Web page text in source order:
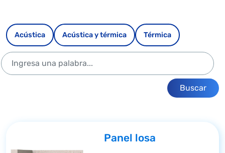
Acústica Acústica y térmica Térmica
Buscar
Panel losa